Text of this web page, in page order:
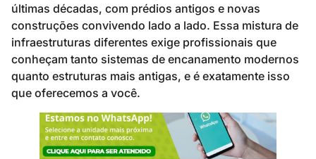
últimas décadas, com prédios antigos e novas
construções convivendo lado a lado. Essa mistura de
infraestruturas diferentes exige profissionais que
conheçam tanto sistemas de encanamento modernos
quanto estruturas mais antigas, e é exatamente isso
que oferecemos a você.